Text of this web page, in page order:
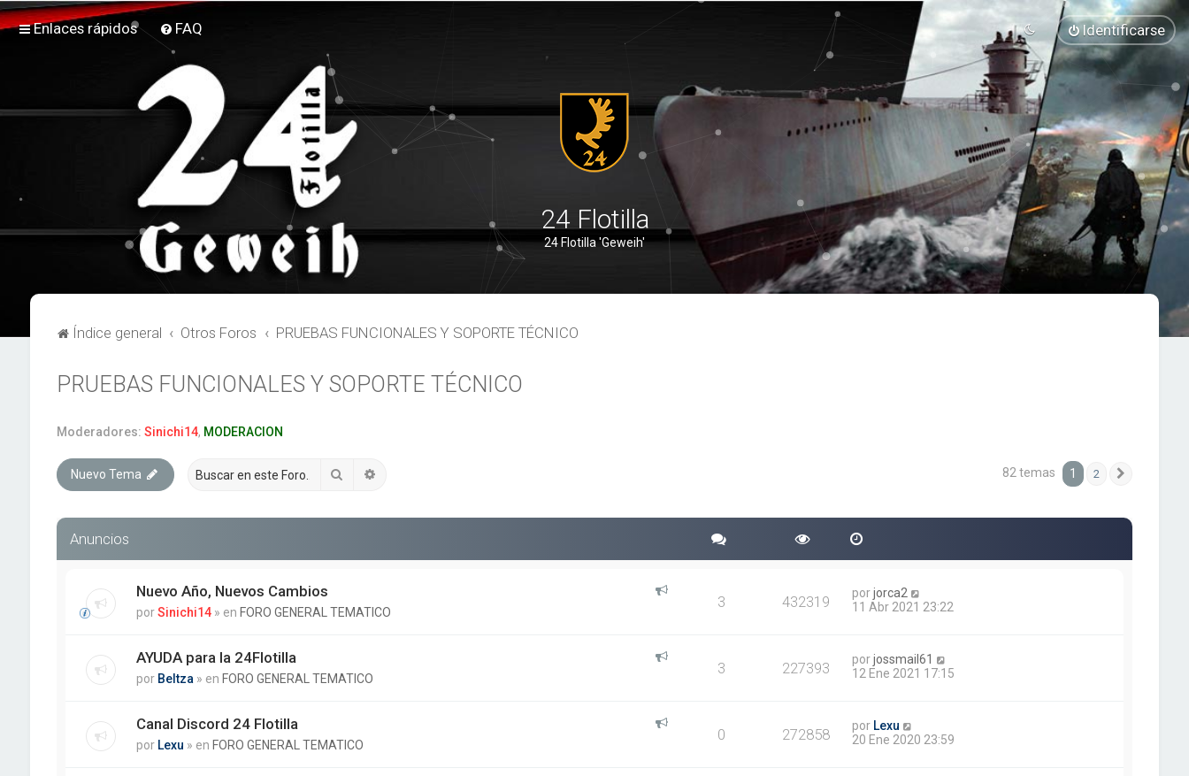
Enlaces rápidos FAQ Identificarse
24 Flotilla
24 Flotilla 'Geweih'
Índice general Otros Foros PRUEBAS FUNCIONALES Y SOPORTE TÉCNICO
PRUEBAS FUNCIONALES Y SOPORTE TÉCNICO
Moderadores: Sinichi14, MODERACION
Nuevo Tema Buscar 82 temas 1 2
Anuncios
Nuevo Año, Nuevos Cambios
porSinichi14 » en FORO GENERAL TEMATICO
3 432319 porjorca2
11 Abr 2021 23:22
AYUDA para la 24Flotilla
por Beltza » en FORO GENERAL TEMATICO
3 227393 porjossmail61
12 Ene 2021 17:15
Canal Discord 24 Flotilla
por Lexu » en FORO GENERAL TEMATICO
0 272858 por Lexu
20 Ene 2020 23:59